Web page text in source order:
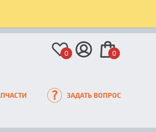
0 0
ЗАДАТЬ ВОПРОС